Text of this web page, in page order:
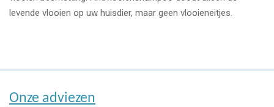
levende vlooien op uw huisdier, maar geen vlooieneitjes.
Onze adviezen